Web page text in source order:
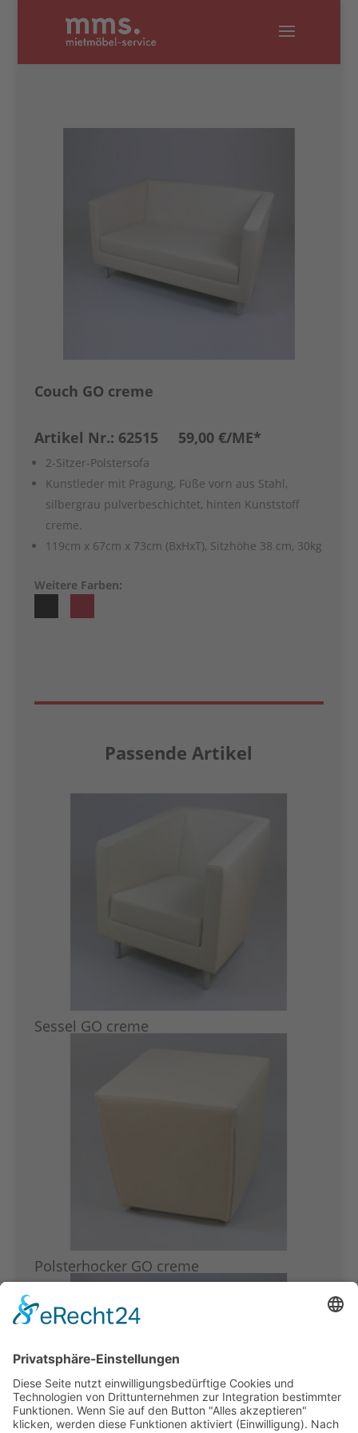
Couch GO creme
Artikel Nr.: 62515 59,00 €/ME*
2-Sitzer-Polstersofa
Kunstleder mit Prägung, Füße vorn aus Stahl,
silbergrau pulverbeschichtet, hinten Kunststoff
creme.
119cm x 67cm x 73cm (BxHxT), Sitzhöhe 38 cm, 30kg
Weitere Farben:
Passende Artikel
Sessel GO creme
Polsterhocker GO creme